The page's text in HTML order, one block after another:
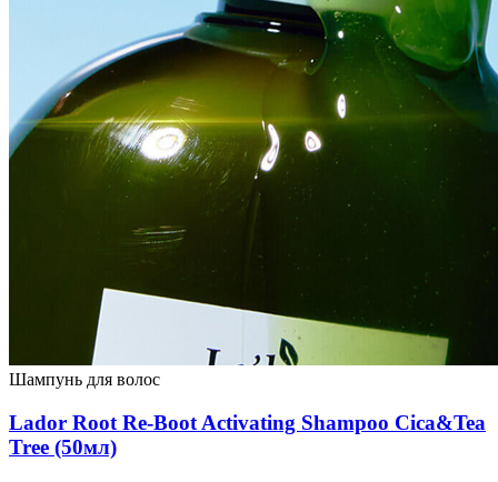
Шампунь для волос
Lador Root Re-Boot Activating Shampoo Cica&Tea
Tree (50мл)